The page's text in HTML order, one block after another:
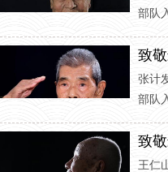
部队
致
张计
部队
致
王仁